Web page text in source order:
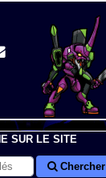
SUR LE SITE
Chercher